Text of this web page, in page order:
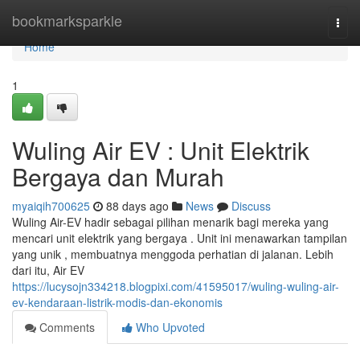
bookmarksparkle
Home
Home
1
Wuling Air EV : Unit Elektrik
Bergaya dan Murah
myaiqih700625 88 days ago News
Discuss
Wuling Air-EV hadir sebagai pilihan menarik bagi mereka yang
mencari unit elektrik yang bergaya . Unit ini menawarkan tampilan
yang unik , membuatnya menggoda perhatian di jalanan. Lebih
dari itu, Air EV
https://lucysojn334218.blogpixi.com/41595017/wuling-wuling-air-
ev-kendaraan-listrik-modis-dan-ekonomis
Comments
Who Upvoted